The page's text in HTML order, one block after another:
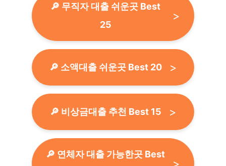
🔎 무직자 대출 쉬운곳 Best
25
🔎 소액대출 쉬운곳 Best 20
🔎 비상금대출 추천 Best 15
🔎 연체자 대출 가능한곳 Best